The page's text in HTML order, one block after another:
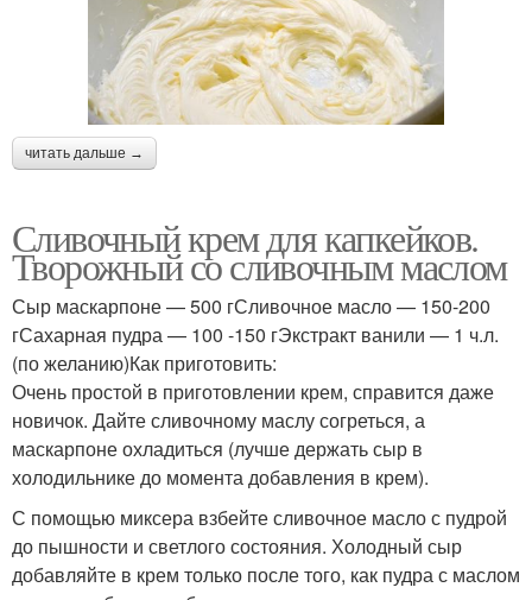
читать дальше →
Сливочный крем для капкейков.
Творожный со сливочным маслом
Сыр маскарпоне — 500 гСливочное масло — 150-200
гСахарная пудра — 100 -150 гЭкстракт ванили — 1 ч.л.
(по желанию)Как приготовить:
Очень простой в приготовлении крем, справится даже
новичок. Дайте сливочному маслу согреться, а
маскарпоне охладиться (лучше держать сыр в
холодильнике до момента добавления в крем).
С помощью миксера взбейте сливочное масло с пудрой
до пышности и светлого состояния. Холодный сыр
добавляйте в крем только после того, как пудра с маслом